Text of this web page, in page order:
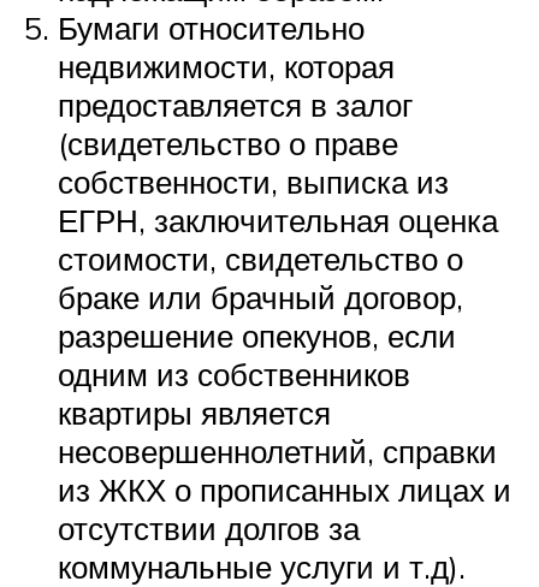
Бумаги относительно
недвижимости, которая
предоставляется в залог
(свидетельство о праве
собственности, выписка из
ЕГРН, заключительная оценка
стоимости, свидетельство о
браке или брачный договор,
разрешение опекунов, если
одним из собственников
квартиры является
несовершеннолетний, справки
из ЖКХ о прописанных лицах и
отсутствии долгов за
коммунальные услуги и т.д).